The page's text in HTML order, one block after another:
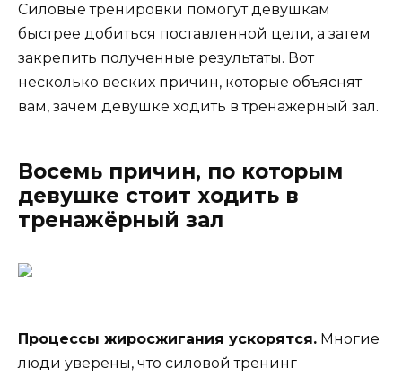
Силовые тренировки помогут девушкам
быстрее добиться поставленной цели, а затем
закрепить полученные результаты. Вот
несколько веских причин, которые объяснят
вам, зачем девушке ходить в тренажёрный зал.
Восемь причин, по которым
девушке стоит ходить в
тренажёрный зал
Процессы жиросжигания ускорятся. Многие
люди уверены, что силовой тренинг